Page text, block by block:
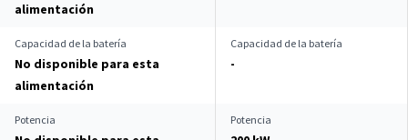
alimentación
Capacidad de la batería
No disponible para esta
alimentación
Capacidad de la batería
-
Potencia Potencia